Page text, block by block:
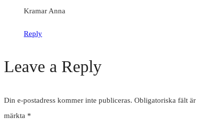
Kramar Anna
Reply
Leave a Reply
Din e-postadress kommer inte publiceras. Obligatoriska fält är
märkta *